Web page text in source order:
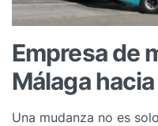
Empresa de
Málaga
Una mudanza no es